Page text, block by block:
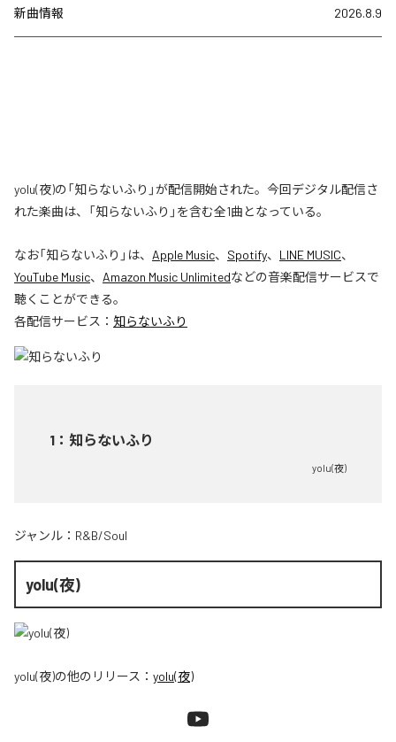
新曲情報 2026.8.9
yolu(夜)の「知らないふり」が配信開始された。今回デジタル配信さ
れた楽曲は、「知らないふり」を含む全1曲となっている。
なお「知らないふり 」は、 Apple Music、 Spotify、 LINE MUSIC、
YouTube Music、 Amazon Music Unlimitedなどの音楽配信サービスで
聴くことができる。
各配信サービス： 知らないふり
1 ： 知らないふり
yolu(夜)
ジャンル： R&B/Soul
yolu(夜)
yolu(夜)の他のリリース： yolu(夜)